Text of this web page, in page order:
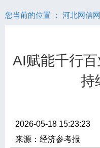
您当前的位置 ： 河北网信网
AI赋能千行
持
2026-05-18 15:23:23
来源：经济参考报